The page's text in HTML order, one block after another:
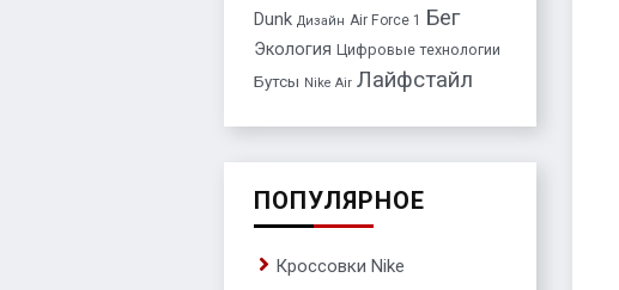
Dunk Дизайн Air Force 1 Бег
Экология Цифровые технологии
Бутсы Nike Air Лайфстайл
ПОПУЛЯРНОЕ
Кроссовки Nike